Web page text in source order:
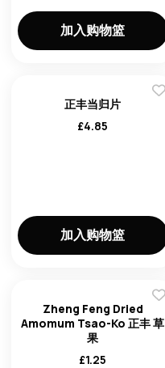
加入购物篮
正丰当归片
£4.85
加入购物篮
Zheng Feng Dried
Amomum Tsao-Ko 正丰 草
果
£1.25